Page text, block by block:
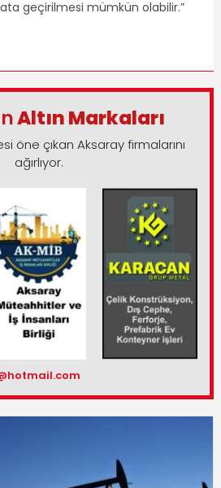
geçirilmesi mümkün olabilir.”
Altın Markaları
öne çıkan Aksaray firmalarını
ağırlıyor.